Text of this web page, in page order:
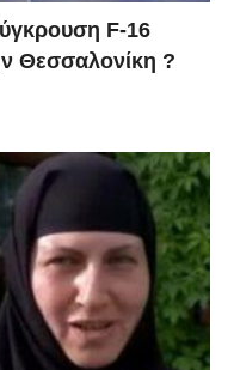
F-16
Θεσσαλονίκη ?